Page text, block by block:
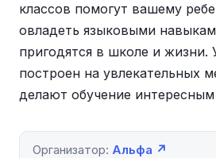
классов помогут вашему
овладеть языковыми
пригодятся в школе и жизни.
построен на увлекательных
делают обучение
Организатор: Альфа ↗